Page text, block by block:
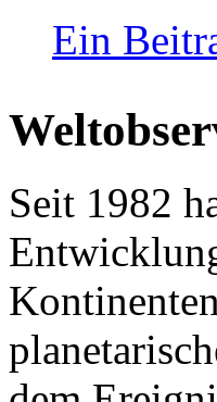
Ein
Seit 1982